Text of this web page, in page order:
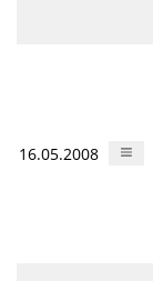
16.05.2008